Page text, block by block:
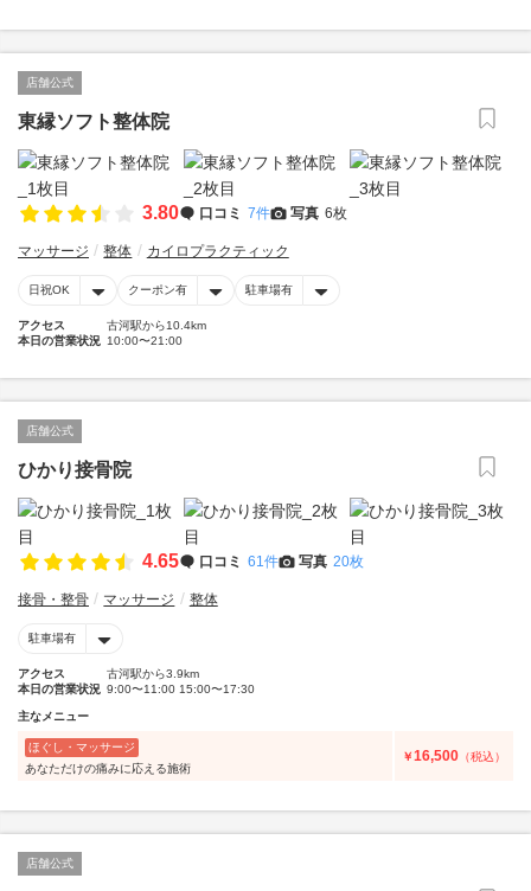
店舗公式
東縁ソフト整体院
3.80 口コミ 7件 写真 6枚
マッサージ 整体 カイロプラクティック
日祝OK クーポン有 駐車場有
アクセス
古河駅から10.4km
本日の営業状況 10:00〜21:00
店舗公式
ひかり接骨院
4.65 口コミ 61件 写真 20枚
接骨・整骨 マッサージ 整体
駐車場有
アクセス
古河駅から3.9km
本日の営業状況 9:00〜11:00 15:00〜17:30
主なメニュー
ほぐし・マッサージ
あなただけの痛みに応える施術
￥16,500 （税込）
店舗公式